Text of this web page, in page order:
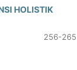
HOLISTIK
256-265